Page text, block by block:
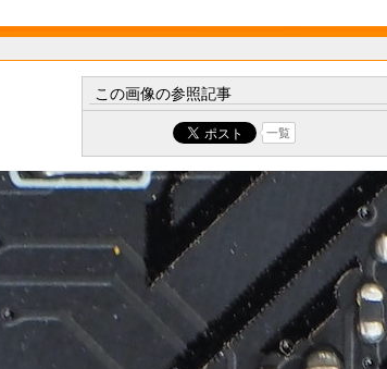
この画像の参照記事
一覧